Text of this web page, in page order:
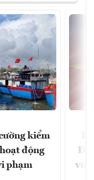
kiểm
động
phạm